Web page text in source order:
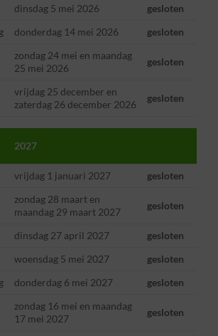
dinsdag 5 mei 2026
gesloten
donderdag 14 mei 2026 gesloten
zondag 24 mei en maandag
25 mei 2026
gesloten
vrijdag 25 december en
zaterdag 26 december 2026
gesloten
2027
vrijdag 1 januari 2027 gesloten
zondag 28 maart en
maandag 29 maart 2027
gesloten
dinsdag 27 april 2027
gesloten
woensdag 5 mei 2027
gesloten
donderdag 6 mei 2027 gesloten
zondag 16 mei en maandag
17 mei 2027
gesloten